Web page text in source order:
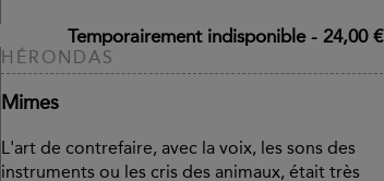
Temporairement indisponible- 24,00 €
HÉRONDAS
Mimes
L'art de contrefaire, avec la voix, les sons des
instruments ou les cris des animaux, était très